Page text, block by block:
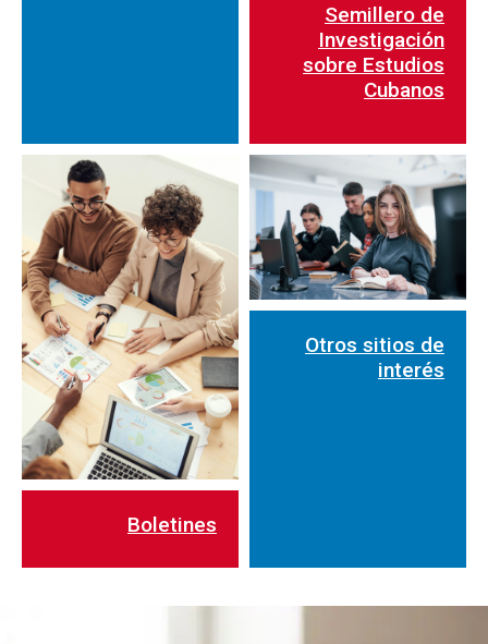
Semillero de
Investigación
sobre Estudios
Cubanos
Boletines
Otros sitios de
interés